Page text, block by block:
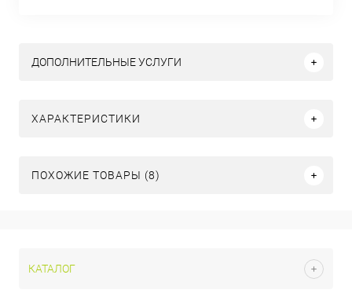
ДОПОЛНИТЕЛЬНЫЕ УСЛУГИ
ХАРАКТЕРИСТИКИ
ПОХОЖИЕ ТОВАРЫ (8)
КАТАЛОГ